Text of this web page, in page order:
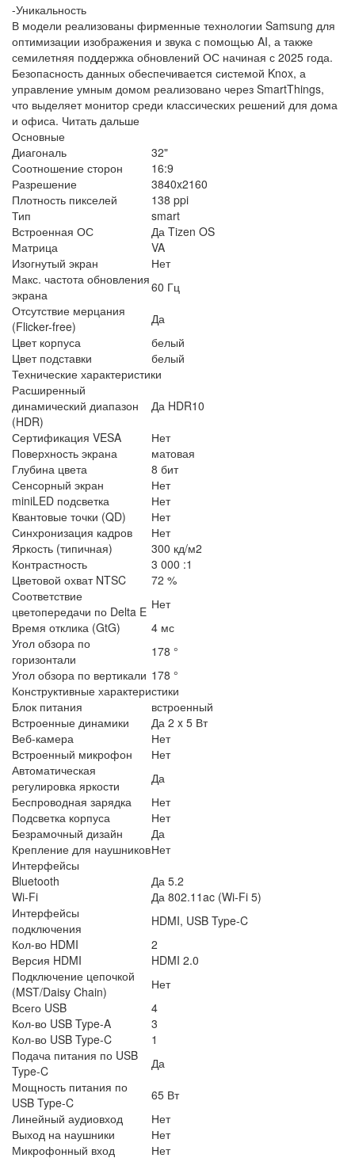
-Уникальность
В модели реализованы фирменные технологии Samsung для
оптимизации изображения и звука с помощью AI, а также
семилетняя поддержка обновлений ОС начиная с 2025 года.
Безопасность данных обеспечивается системой Knox, а
управление умным домом реализовано через SmartThings,
что выделяет монитор среди классических решений для дома
и офиса. Читать дальше
Основные
Диагональ
32"
Соотношение сторон
16:9
Разрешение
3840x2160
Плотность пикселей
138 ppi
Тип
smart
Встроенная ОС
Да Tizen OS
Матрица
VA
Изогнутый экран
Нет
Макс. частота обновления
экрана
60 Гц
Отсутствие мерцания
(Flicker-free)
Да
Цвет корпуса
белый
Цвет подставки
белый
Технические характеристики
Расширенный
динамический диапазон
(HDR)
Да HDR10
Сертификация VESA
Нет
Поверхность экрана
матовая
Глубина цвета
8 бит
Сенсорный экран
Нет
miniLED подсветка
Нет
Квантовые точки (QD)
Нет
Синхронизация кадров
Нет
Яркость (типичная)
300 кд/м2
Контрастность
3 000 :1
Цветовой охват NTSC
72 %
Соответствие
цветопередачи по Delta E Нет
Время отклика (GtG)
4 мс
Угол обзора по
горизонтали
178 °
Угол обзора по вертикали 178 °
Конструктивные характеристики
Блок питания
встроенный
Встроенные динамики
Да 2 x 5 Вт
Веб-камера
Нет
Встроенный микрофон
Нет
Автоматическая
регулировка яркости
Да
Беспроводная зарядка
Нет
Подсветка корпуса
Нет
Безрамочный дизайн
Да
Крепление для наушниковНет
Интерфейсы
Bluetooth
Да 5.2
Wi-Fi
Да 802.11ac (Wi-Fi 5)
Интерфейсы
подключения
HDMI, USB Type-C
Кол-во HDMI
2
Версия HDMI
HDMI 2.0
Подключение цепочкой
(MST/Daisy Chain)
Нет
Всего USB
4
Кол-во USB Type-A
3
Кол-во USB Type-C
1
Подача питания по USB
Type-C
Да
Мощность питания по
USB Type-C
65 Вт
Линейный аудиовход
Нет
Выход на наушники
Нет
Микрофонный вход
Нет